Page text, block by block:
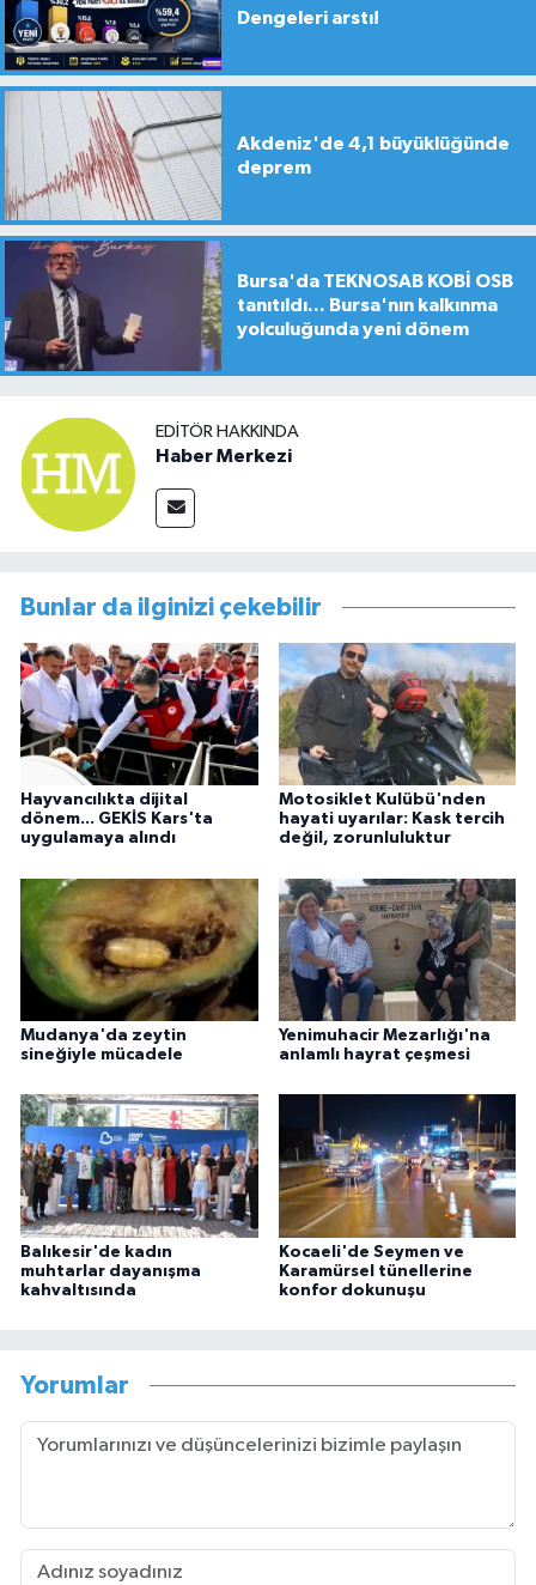
Dengeleri arstı!
Akdeniz'de 4,1 büyüklüğünde
deprem
Bursa'da TEKNOSAB KOBİ OSB
tanıtıldı... Bursa'nın kalkınma
yolculuğunda yeni dönem
EDITÖR HAKKINDA
Haber Merkezi
Bunlar da ilginizi çekebilir
Hayvancılıkta dijital
dönem... GEKİS Kars'ta
uygulamaya alındı
Motosiklet Kulübü'nden
hayati uyarılar: Kask tercih
değil, zorunluluktur
Mudanya'da zeytin
sineğiyle mücadele
Yenimuhacir Mezarlığı'na
anlamlı hayrat çeşmesi
Balıkesir'de kadın
muhtarlar dayanışma
kahvaltısında
Kocaeli'de Seymen ve
Karamürsel tünellerine
konfor dokunuşu
Yorumlar